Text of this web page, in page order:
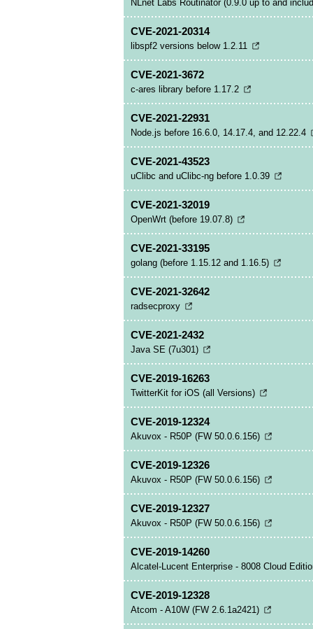
NLnet Labs Routinator (0.9.0 up to and
CVE-2021-20314
libspf2 versions below 1.2.11
CVE-2021-3672
c-ares library before 1.17.2
CVE-2021-22931
Node.js before 16.6.0, 14.17.4, and 12.22.4
CVE-2021-43523
uClibc and uClibc-ng before 1.0.39
CVE-2021-32019
OpenWrt (before 19.07.8)
CVE-2021-33195
golang (before 1.15.12 and 1.16.5)
CVE-2021-32642
radsecproxy
CVE-2021-2432
Java SE (7u301)
CVE-2019-16263
TwitterKit for iOS (all Versions)
CVE-2019-12324
Akuvox - R50P (FW 50.0.6.156)
CVE-2019-12326
Akuvox - R50P (FW 50.0.6.156)
CVE-2019-12327
Akuvox - R50P (FW 50.0.6.156)
CVE-2019-14260
Alcatel-Lucent Enterprise - 8008 Cloud
CVE-2019-12328
Atcom - A10W (FW 2.6.1a2421)